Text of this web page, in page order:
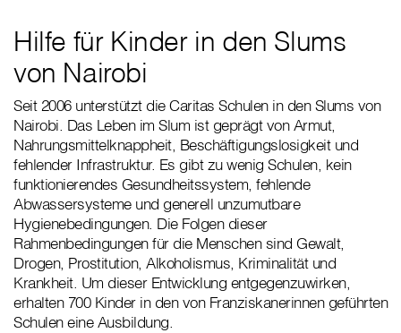
Hilfe für Kinder in den Slums
von Nairobi
Seit 2006 unterstützt die Caritas Schulen in den Slums von
Nairobi. Das Leben im Slum ist geprägt von Armut,
Nahrungsmittelknappheit, Beschäftigungslosigkeit und
fehlender Infrastruktur. Es gibt zu wenig Schulen, kein
funktionierendes Gesundheitssystem, fehlende
Abwassersysteme und generell unzumutbare
Hygienebedingungen. Die Folgen dieser
Rahmenbedingungen für die Menschen sind Gewalt,
Drogen, Prostitution, Alkoholismus, Kriminalität und
Krankheit. Um dieser Entwicklung entgegenzuwirken,
erhalten 700 Kinder in den von Franziskanerinnen geführten
Schulen eine Ausbildung.